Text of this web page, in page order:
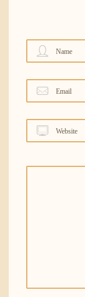
Name
Email
Website